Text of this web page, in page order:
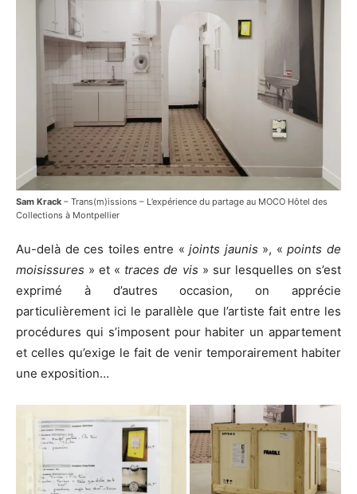
Sam Krack – Trans(m)issions – L’expérience du partage au MOCO Hôtel des
Collections à Montpellier
Au-delà de ces toiles entre « joints jaunis », « points de
moisissures » et « traces de vis » sur lesquelles on s’est
exprimé à d’autres occasion, on apprécie
particulièrement ici le parallèle que l’artiste fait entre les
procédures qui s’imposent pour habiter un appartement
et celles qu’exige le fait de venir temporairement habiter
une exposition…